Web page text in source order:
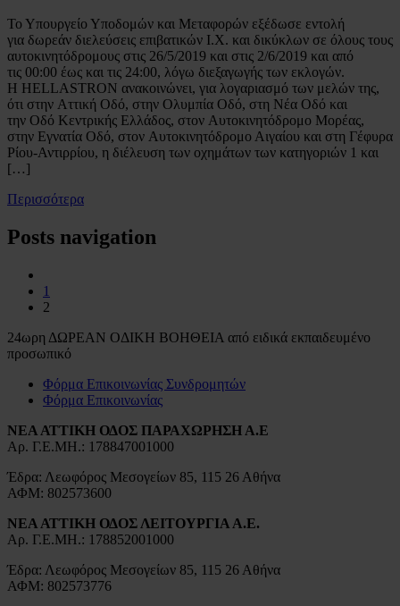
Το Υπουργείο Υποδομών και Μεταφορών εξέδωσε εντολή
για δωρεάν διελεύσεις επιβατικών Ι.Χ. και δικύκλων σε όλους τους
αυτοκινητόδρομους στις 26/5/2019 και στις 2/6/2019 και από
τις 00:00 έως και τις 24:00, λόγω διεξαγωγής των εκλογών.
Η HELLASTRON ανακοινώνει, για λογαριασμό των μελών της,
ότι στην Αττική Οδό, στην Ολυμπία Οδό, στη Νέα Οδό και
την Οδό Κεντρικής Ελλάδος, στον Αυτοκινητόδρομο Μορέας,
στην Εγνατία Οδό, στον Αυτοκινητόδρομο Αιγαίου και στη Γέφυρα
Ρίου-Αντιρρίου, η διέλευση των οχημάτων των κατηγοριών 1 και
[…]
Περισσότερα
Posts navigation
1
2
24ωρη ΔΩΡΕΑΝ ΟΔΙΚΗ ΒΟΗΘΕΙΑ από ειδικά εκπαιδευμένο
προσωπικό
Φόρμα Επικοινωνίας Συνδρομητών
Φόρμα Επικοινωνίας
ΝΕΑ ΑΤΤΙΚΗ ΟΔΟΣ ΠΑΡΑΧΩΡΗΣΗ Α.Ε
Αρ. Γ.Ε.ΜΗ.: 178847001000
Έδρα: Λεωφόρος Μεσογείων 85, 115 26 Αθήνα
ΑΦΜ: 802573600
ΝΕΑ ΑΤΤΙΚΗ ΟΔΟΣ ΛΕΙΤΟΥΡΓΙΑ Α.Ε.
Αρ. Γ.Ε.ΜΗ.: 178852001000
Έδρα: Λεωφόρος Μεσογείων 85, 115 26 Αθήνα
ΑΦΜ: 802573776